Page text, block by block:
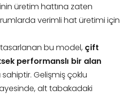
üretim hattına zaten
verimli hat üretimi için
tasarlanan bu model, çift
performanslı bir alan
sahiptir. Gelişmiş çoklu
alt tabakadaki